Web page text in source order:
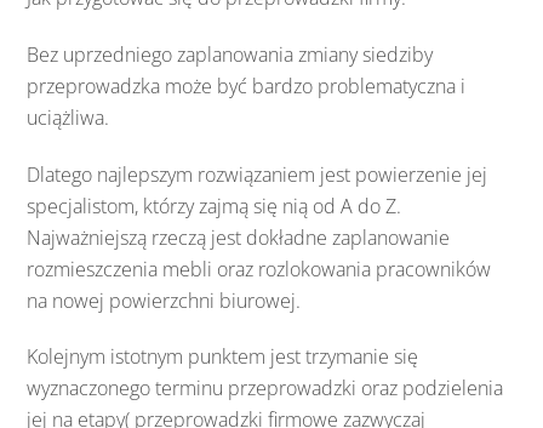
Bez uprzedniego zaplanowania zmiany siedziby
przeprowadzka może być bardzo problematyczna i
uciążliwa.
Dlatego najlepszym rozwiązaniem jest powierzenie jej
specjalistom, którzy zajmą się nią od A do Z.
Najważniejszą rzeczą jest dokładne zaplanowanie
rozmieszczenia mebli oraz rozlokowania pracowników
na nowej powierzchni biurowej.
Kolejnym istotnym punktem jest trzymanie się
wyznaczonego terminu przeprowadzki oraz podzielenia
jej na etapy( przeprowadzki firmowe zazwyczaj